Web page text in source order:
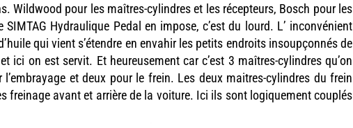
Wildwood pour les maîtres-cylindres et les récepteurs, Bosch pour les
Hydraulique Pedal en impose, c’est du lourd. L’ inconvénient
qui vient s’étendre en envahir les petits endroits insoupçonnés de
on est servit. Et heureusement car c’est 3 maîtres-cylindres qu’on
et deux pour le frein. Les deux maitres-cylindres du frein
freinage avant et arrière de la voiture. Ici ils sont logiquement couplés